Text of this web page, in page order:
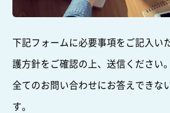
下記フォームに必要事項をご記入い
護方針をご確認の上、送信ください。
全てのお問い合わせにお答えできな
す。